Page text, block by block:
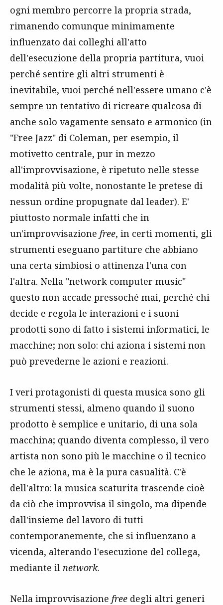
ogni membro percorre la propria strada,
rimanendo comunque minimamente
influenzato dai colleghi all'atto
dell'esecuzione della propria partitura, vuoi
perché sentire gli altri strumenti è
inevitabile, vuoi perché nell'essere umano c'è
sempre un tentativo di ricreare qualcosa di
anche solo vagamente sensato e armonico (in
"Free Jazz" di Coleman, per esempio, il
motivetto centrale, pur in mezzo
all'improvvisazione, è ripetuto nelle stesse
modalità più volte, nonostante le pretese di
nessun ordine propugnate dal leader). E'
piuttosto normale infatti che in
un'improvvisazione free, in certi momenti, gli
strumenti eseguano partiture che abbiano
una certa simbiosi o attinenza l'una con
l'altra. Nella "network computer music"
questo non accade pressoché mai, perché chi
decide e regola le interazioni e i suoni
prodotti sono di fatto i sistemi informatici, le
macchine; non solo: chi aziona i sistemi non
può prevederne le azioni e reazioni.
I veri protagonisti di questa musica sono gli
strumenti stessi, almeno quando il suono
prodotto è semplice e unitario, di una sola
macchina; quando diventa complesso, il vero
artista non sono più le macchine o il tecnico
che le aziona, ma è la pura casualità. C'è
dell'altro: la musica scaturita trascende cioè
da ciò che improvvisa il singolo, ma dipende
dall'insieme del lavoro di tutti
contemporanemente, che si influenzano a
vicenda, alterando l'esecuzione del collega,
mediante il network.
Nella improvvisazione free degli altri generi